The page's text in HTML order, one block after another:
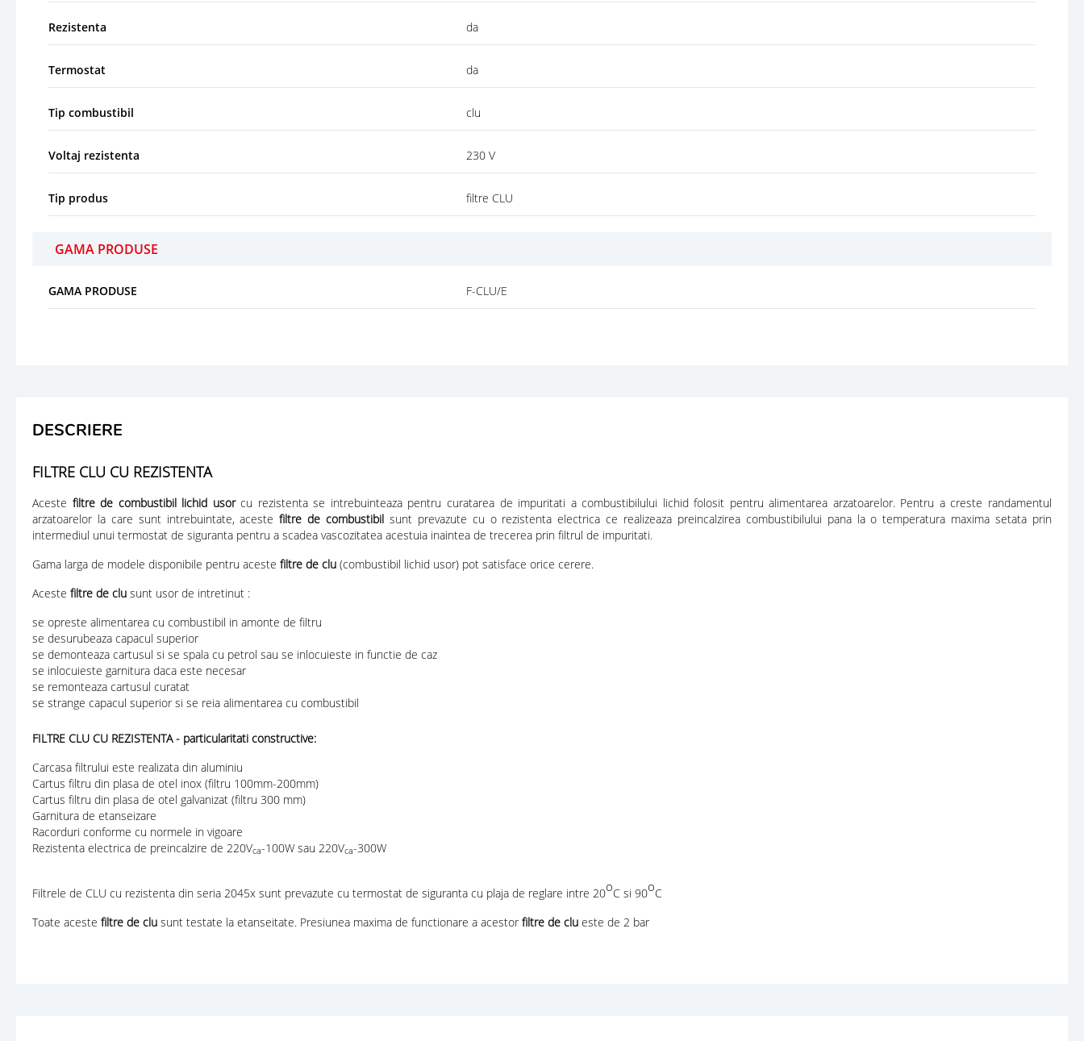
Rezistenta da
Termostat da
Tip combustibil clu
Voltaj rezistenta 230 V
Tip produs filtre CLU
GAMA PRODUSE
GAMA PRODUSE F-CLU/E
DESCRIERE
FILTRE CLU CU REZISTENTA
Aceste filtre de combustibil lichid usorcu rezistenta se intrebuinteaza pentru curatarea de impuritati a combustibilului lichid folosit pentru alimentarea arzatoarelor. Pentru a creste randamentul
arzatoarelor la care sunt intrebuintate, acestefiltre de combustibil sunt prevazute cu o rezistenta electrica ce realizeaza preincalzirea combustibilului pana la o temperatura maxima setata prin
intermediul unui termostat de siguranta pentru a scadea vascozitatea acestuia inaintea de trecerea prin filtrul de impuritati.
Gama larga de modele disponibile pentru aceste filtre de clu (combustibil lichid usor) pot satisface orice cerere.
Aceste filtre de clu sunt usor de intretinut :
se opreste alimentarea cu combustibil in amonte de filtru
se desurubeaza capacul superior
se demonteaza cartusul si se spala cu petrol sau se inlocuieste in functie de caz
se inlocuieste garnitura daca este necesar
se remonteaza cartusul curatat
se strange capacul superior si se reia alimentarea cu combustibil
FILTRE CLU CU REZISTENTA - particularitati constructive:
Carcasa filtrului este realizata din aluminiu
Cartus filtru din plasa de otel inox (filtru 100mm-200mm)
Cartus filtru din plasa de otel galvanizat (filtru 300 mm)
Garnitura de etanseizare
Racorduri conforme cu normele in vigoare
Rezistenta electrica de preincalzire de 220Vca-100W sau 220Vca-300W
Filtrele de CLU cu rezistenta din seria 2045x sunt prevazute cu termostat de siguranta cu plaja de reglare intre 20oC si 90oC
Toate aceste filtre de clu sunt testate la etanseitate. Presiunea maxima de functionare a acestor filtre de clu este de 2 bar